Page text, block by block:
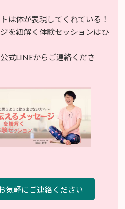
は体が表現してくれている！
を紐解く体験セッションはひ
式LINEからご連絡くださ
気軽にご連絡ください